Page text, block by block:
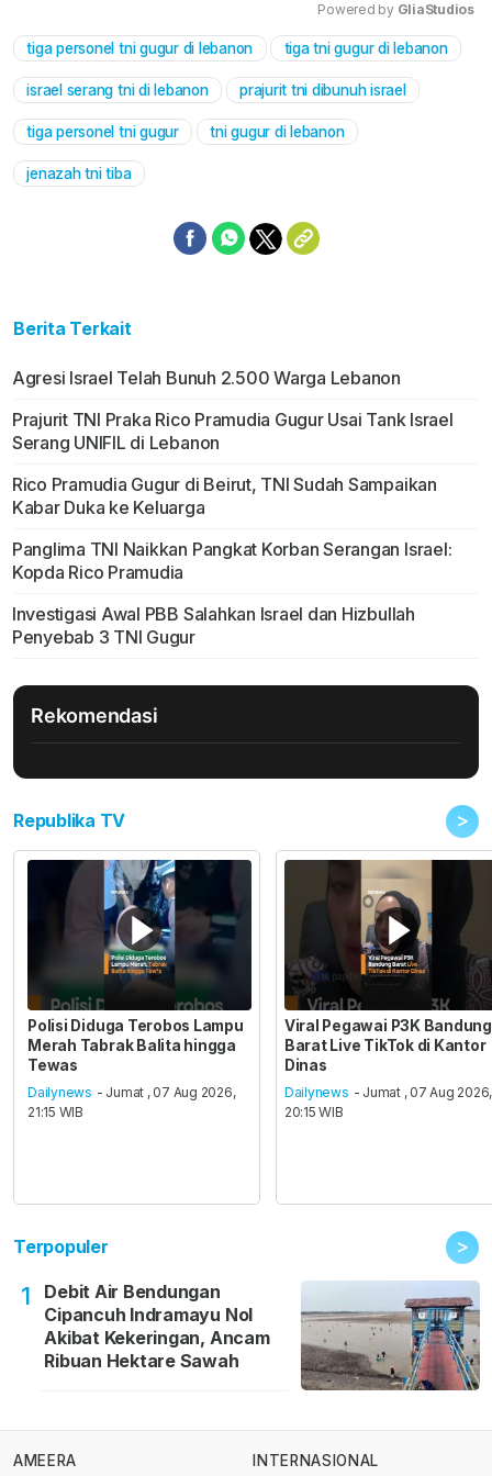
Mute
Powered by GliaStudios
tiga personel tni gugur di lebanon tiga tni gugur di lebanon
israel serang tni di lebanon prajurit tni dibunuh israel
tiga personel tni gugur tni gugur di lebanon
jenazah tni tiba
Berita Terkait
Agresi Israel Telah Bunuh 2.500 Warga Lebanon
Prajurit TNI Praka Rico Pramudia Gugur Usai Tank Israel
Serang UNIFIL di Lebanon
Rico Pramudia Gugur di Beirut, TNI Sudah Sampaikan
Kabar Duka ke Keluarga
Panglima TNI Naikkan Pangkat Korban Serangan Israel:
Kopda Rico Pramudia
Investigasi Awal PBB Salahkan Israel dan Hizbullah
Penyebab 3 TNI Gugur
Rekomendasi
Republika TV >
Polisi Diduga Terobos Lampu
Merah Tabrak Balita hingga
Tewas
Dailynews - Jumat , 07 Aug 2026,
21:15 WIB
Viral Pegawai P3K Bandung
Barat Live TikTok di Kantor
Dinas
Dailynews - Jumat , 07 Aug 2026,
20:15 WIB
Terpopuler >
1
Debit Air Bendungan
Cipancuh Indramayu Nol
Akibat Kekeringan, Ancam
Ribuan Hektare Sawah
AMEERA INTERNASIONAL